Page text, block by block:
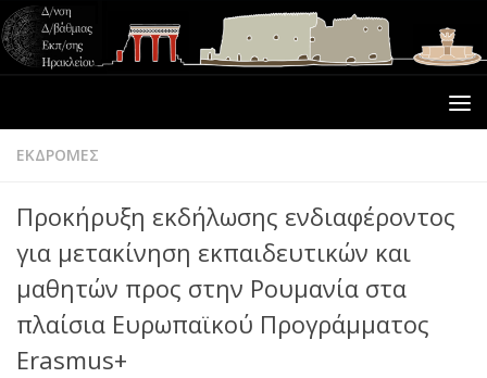
ΕΚΔΡΟΜΕΣ
Προκήρυξη εκδήλωσης ενδιαφέροντος
για μετακίνηση εκπαιδευτικών και
μαθητών προς στην Ρουμανία στα
πλαίσια Ευρωπαϊκού Προγράμματος
Erasmus+